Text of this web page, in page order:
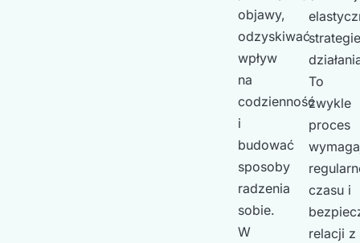
objawy,
odzyskiwać
wpływ
na
codzienność
i
budować
sposoby
radzenia
sobie.
W
strategie
To
zwykle
proces
czasu i
relacji z